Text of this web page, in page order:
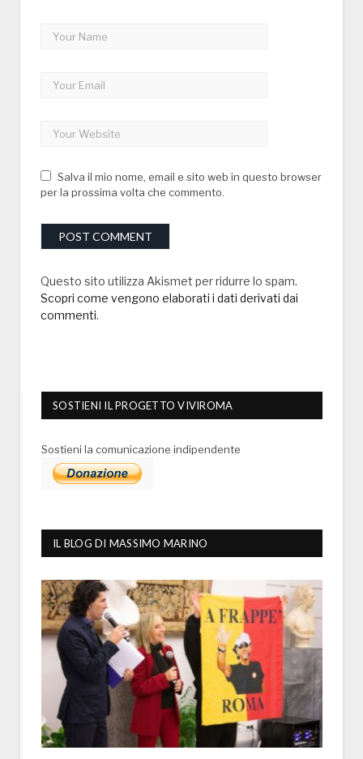
Salva il mio nome, email e sito web in questo browser
per la prossima volta che commento.
Questo sito utilizza Akismet per ridurre lo spam.
Scopri come vengono elaborati i dati derivati dai
commenti.
SOSTIENI IL PROGETTO VIVIROMA
Sostieni la comunicazione indipendente
IL BLOG DI MASSIMO MARINO